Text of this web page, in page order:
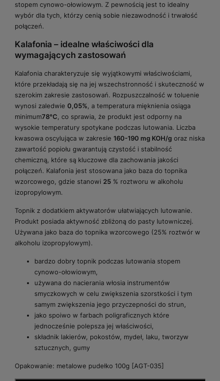
stopem cynowo-ołowiowym. Z pewnością jest to idealny
wybór dla tych, którzy cenią sobie niezawodność i trwałość
połączeń.
Kalafonia – idealne właściwości dla
wymagających zastosowań
Kalafonia charakteryzuje się wyjątkowymi właściwościami,
które przekładają się na jej wszechstronność i skuteczność w
szerokim zakresie zastosowań. Rozpuszczalność w toluenie
wynosi zaledwie 0,05%, a temperatura mięknienia osiąga
minimum78°C, co sprawia, że produkt jest odporny na
wysokie temperatury spotykane podczas lutowania. Liczba
kwasowa oscylująca w zakresie 160-190 mg KOH/g oraz niska
zawartość popiołu gwarantują czystość i stabilność
chemiczną, które są kluczowe dla zachowania jakości
połączeń. Kalafonia jest stosowana jako baza do topnika
wzorcowego, gdzie stanowi 25 % roztworu w alkoholu
izopropylowym.
Topnik z dodatkiem aktywatorów ułatwiających lutowanie.
Produkt posiada aktywność zbliżoną do pasty lutowniczej.
Używana jako baza do topnika wzorcowego (25% roztwór w
alkoholu izopropylowym).
bardzo dobry topnik podczas lutowania stopem
cynowo-ołowiowym,
używana do nacierania włosia instrumentów
smyczkowych w celu zwiększenia szorstkości i tym
samym zwiększenia jego przyczepności do strun,
jako spoiwo w farbach poligraficznych które
jednocześnie polepsza jej właściwości,
składnik lakierów, pokostów, mydeł, laku, tworzyw
sztucznych, gumy
Opakowanie: metalowe pudełko 100g [AGT-035]